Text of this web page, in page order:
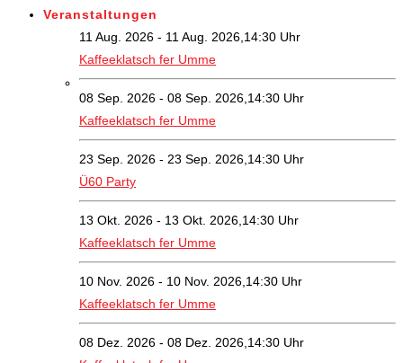
Veranstaltungen
11 Aug. 2026 - 11 Aug. 2026,14:30 Uhr
Kaffeeklatsch fer Umme
08 Sep. 2026 - 08 Sep. 2026,14:30 Uhr
Kaffeeklatsch fer Umme
23 Sep. 2026 - 23 Sep. 2026,14:30 Uhr
Ü60 Party
13 Okt. 2026 - 13 Okt. 2026,14:30 Uhr
Kaffeeklatsch fer Umme
10 Nov. 2026 - 10 Nov. 2026,14:30 Uhr
Kaffeeklatsch fer Umme
08 Dez. 2026 - 08 Dez. 2026,14:30 Uhr